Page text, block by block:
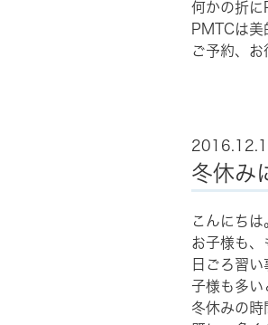
何かの折に
PMTCは美
ご予約、お
冬休み
こんにち
お子様も、
日ごろ習
子様も多い
冬休みの時